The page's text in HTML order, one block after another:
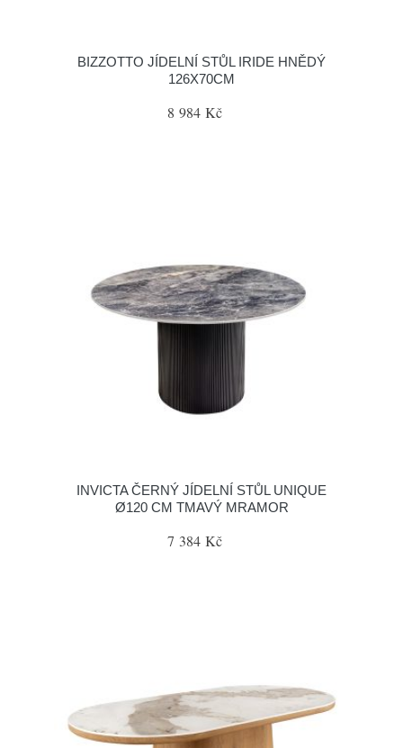
BIZZOTTO JÍDELNÍ STŮL IRIDE HNĚDÝ
126X70CM
8 984 Kč
INVICTA ČERNÝ JÍDELNÍ STŮL UNIQUE
Ø120 CM TMAVÝ MRAMOR
7 384 Kč